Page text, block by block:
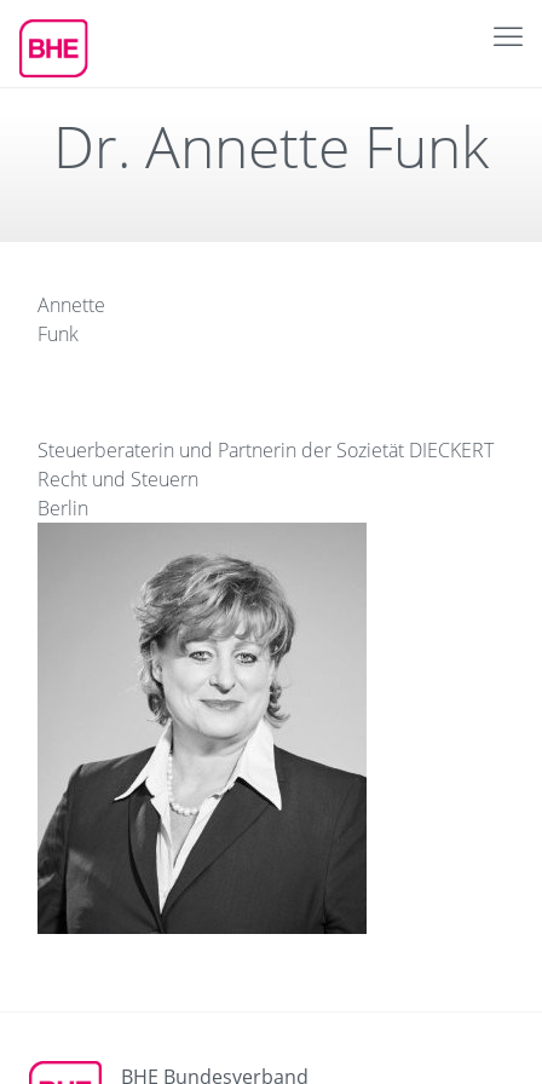
Dr. Annette Funk
Annette
Funk
Steuerberaterin und Partnerin der Sozietät DIECKERT
Recht und Steuern
Berlin
BHE Bundesverband